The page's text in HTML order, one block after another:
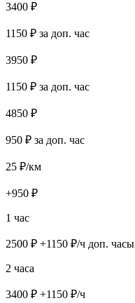
3400 ₽
1150 ₽ за доп. час
3950 ₽
1150 ₽ за доп. час
4850 ₽
950 ₽ за доп. час
25 ₽/км
+950 ₽
1 час
2500 ₽ +1150 ₽/ч доп. часы
2 часа
3400 ₽ +1150 ₽/ч